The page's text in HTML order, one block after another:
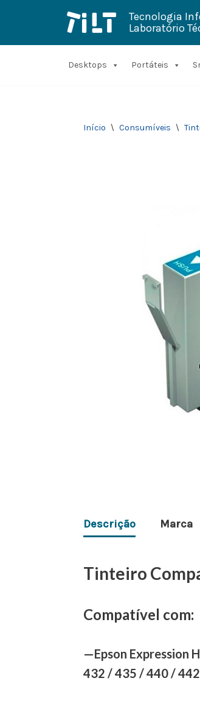
para
Tecnologia
Laboratório
Desktops Portáteis
Início \ Consumíveis \
Descrição Marca
Tinteiro
Compatível com:
—Epson Expression
432 / 435 / 440 /